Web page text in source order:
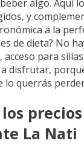
algo. Aquí
y
a la
de dieta? No
, acceso para
a disfrutar,
lo querrás
La Nati